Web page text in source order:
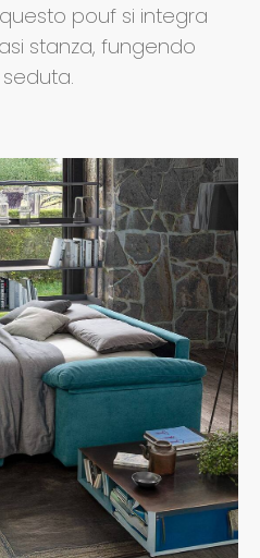
pouf si integra
stanza, fungendo